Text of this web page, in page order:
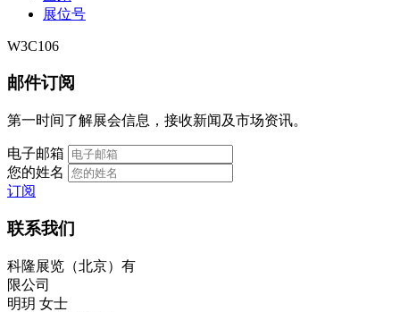
展位号
W3C106
邮件订阅
第一时间了解展会信息，接收新闻及市场资讯。
电子邮箱
您的姓名
订阅
联系我们
科隆展览（北京）有
限公司
明玥 女士